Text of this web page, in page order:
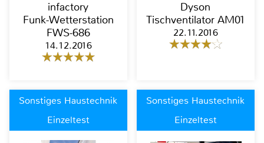
infactory
Funk-Wetterstation
FWS-686
14.12.2016
Dyson
Tischventilator AM01
22.11.2016
Sonstiges Haustechnik
Einzeltest
Sonstiges Haustechnik
Einzeltest